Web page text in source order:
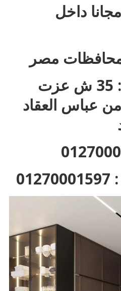
داخل
محافظات مصر
فرع مدينة نصر : 35 ش عزت
عباس العقاد